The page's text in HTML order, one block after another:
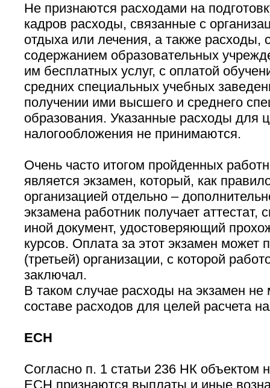
Не признаются расходами на
кадров расходы, связанные с
отдыха или лечения, а также расходы,
содержанием образовательных
им бесплатных услуг, с оплатой
средних специальных учебных
получении ими высшего и среднего
образования. Указанные расходы для
налогообложения не принимаются.
Очень часто итогом пройденных
является экзамен, который, как
организацией отдельно –
экзамена работник получает аттестат,
иной документ, удостоверяющий
курсов. Оплата за этот экзамен может
(третьей) организации, с которой
заключал.
В таком случае расходы на экзамен не
составе расходов для целей расчета
ЕСН
Согласно п. 1 статьи 236 НК объектом
ЕСН признаются выплаты и иные